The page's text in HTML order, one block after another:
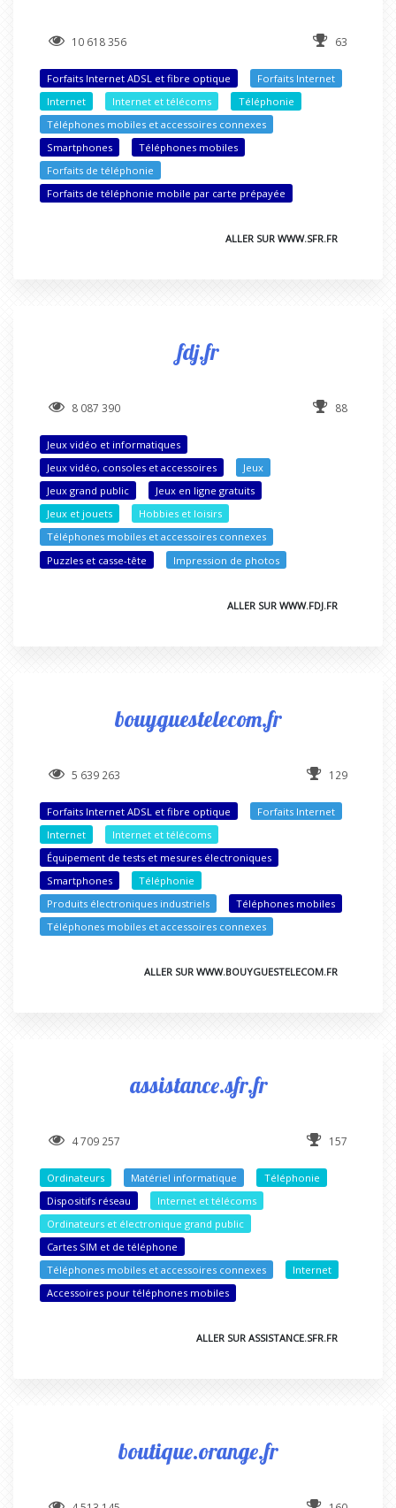
10 618 356 63
Forfaits Internet ADSL et fibre optique
Forfaits Internet
Internet
Internet et télécoms
Téléphonie
Téléphones mobiles et accessoires connexes
Smartphones
Téléphones mobiles
Forfaits de téléphonie
Forfaits de téléphonie mobile par carte prépayée
ALLER SUR WWW.SFR.FR
fdj.fr
8 087 390 88
Jeux vidéo et informatiques
Jeux vidéo, consoles et accessoires
Jeux
Jeux grand public
Jeux en ligne gratuits
Jeux et jouets
Hobbies et loisirs
Téléphones mobiles et accessoires connexes
Puzzles et casse-tête
Impression de photos
ALLER SUR WWW.FDJ.FR
bouyguestelecom.fr
5 639 263 129
Forfaits Internet ADSL et fibre optique
Forfaits Internet
Internet
Internet et télécoms
Équipement de tests et mesures électroniques
Smartphones
Téléphonie
Produits électroniques industriels
Téléphones mobiles
Téléphones mobiles et accessoires connexes
ALLER SUR WWW.BOUYGUESTELECOM.FR
assistance.sfr.fr
4 709 257 157
Ordinateurs Matériel informatique
Téléphonie
Dispositifs réseau
Internet et télécoms
Ordinateurs et électronique grand public
Cartes SIM et de téléphone
Téléphones mobiles et accessoires connexes
Internet
Accessoires pour téléphones mobiles
ALLER SUR ASSISTANCE.SFR.FR
boutique.orange.fr